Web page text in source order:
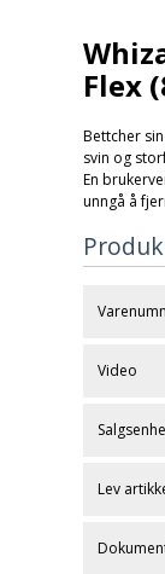
Flex
Bettcher
svin og
En
unngå å
Video
Lev